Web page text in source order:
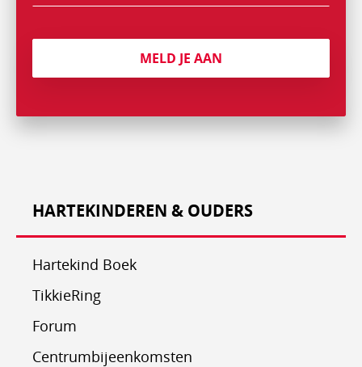
mailadres
MELD JE AAN
HARTEKINDEREN & OUDERS
Hartekind Boek
TikkieRing
Forum
Centrumbijeenkomsten